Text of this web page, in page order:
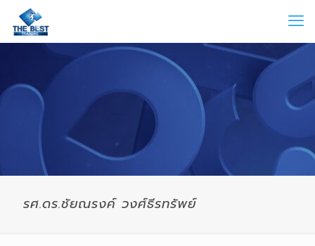
รศ.ดร.ชัยณรงค์ วงศ์ธีรทรัพย์